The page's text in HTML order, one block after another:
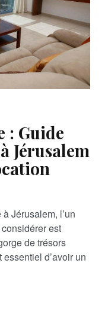
: Guide
Jérusalem
Jérusalem, l’un
est
de trésors
d’avoir un